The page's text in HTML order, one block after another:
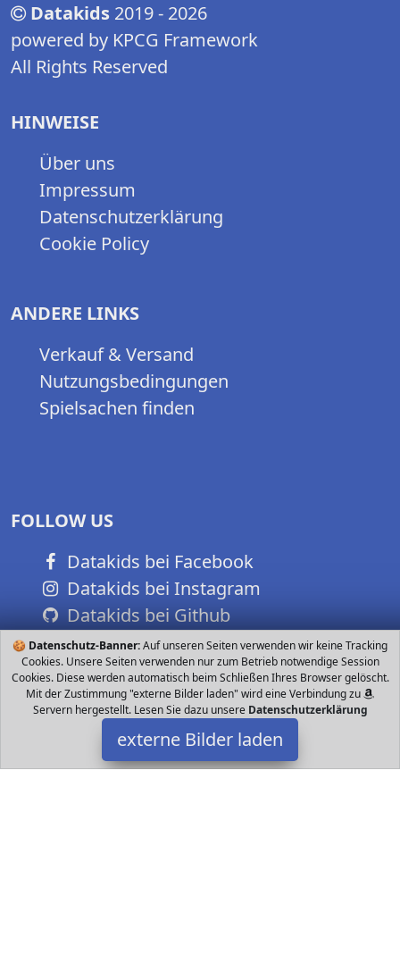
🍪 Datenschutz-Banner:Auf unseren Seiten verwenden wir keine Tracking
Cookies. Unsere Seiten verwenden nur zum Betrieb notwendige Session
Cookies. Diese werden automatisch beim Schließen Ihres Browser gelöscht.
Mit der Zustimmung "externe Bilder laden" wird eine Verbindung zu
Servern hergestellt. Lesen Sie dazu unsere Datenschutzerklärung
externe Bilder laden
Datakids 2019 - 2026
powered by KPCG Framework
All Rights Reserved
HINWEISE
Über uns
Impressum
Datenschutzerklärung
Cookie Policy
ANDERE LINKS
Verkauf & Versand
Nutzungsbedingungen
Spielsachen finden
FOLLOW US
Datakids bei Facebook
Datakids bei Instagram
Datakids bei Github